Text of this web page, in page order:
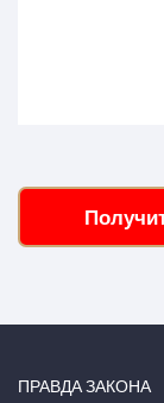
ПРАВДА ЗАКОНА